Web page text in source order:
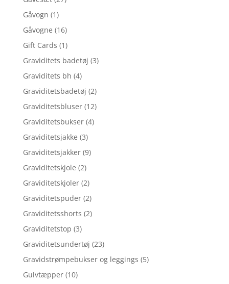
Gåvogn (1)
Gåvogne (16)
Gift Cards (1)
Graviditets badetøj (3)
Graviditets bh (4)
Graviditetsbadetøj (2)
Graviditetsbluser (12)
Graviditetsbukser (4)
Graviditetsjakke (3)
Graviditetsjakker (9)
Graviditetskjole (2)
Graviditetskjoler (2)
Graviditetspuder (2)
Graviditetsshorts (2)
Graviditetstop (3)
Graviditetsundertøj (23)
Gravidstrømpebukser og leggings (5)
Gulvtæpper (10)